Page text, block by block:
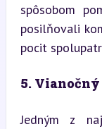
spôsobom
posilňovali
pocit
5.
Jedným z